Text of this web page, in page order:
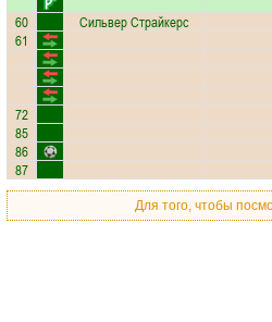
60 Сильвер Страйкерс
61
72
85
86
87
Для того, чтобы